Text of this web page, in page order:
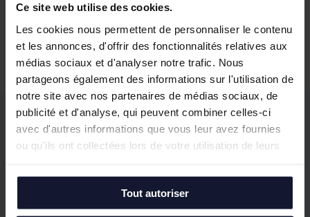
Ce site web utilise des cookies.
Les cookies nous permettent de personnaliser le contenu
et les annonces, d'offrir des fonctionnalités relatives aux
médias sociaux et d'analyser notre trafic. Nous
partageons également des informations sur l'utilisation de
notre site avec nos partenaires de médias sociaux, de
publicité et d'analyse, qui peuvent combiner celles-ci
avec d'autres informations que vous leur avez fournies
ou qu'ils ont collectées lors de votre utilisation de leurs
Tout autoriser
Nos biens similaires
Vos questions, notre
Notre équipe répond à vos principales